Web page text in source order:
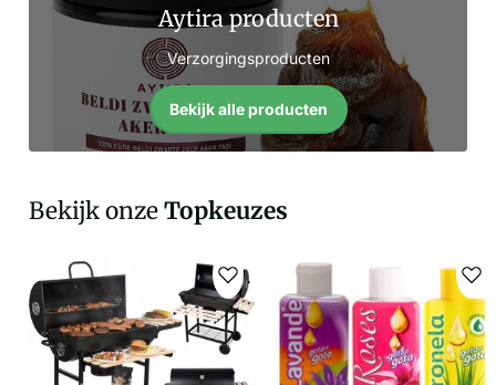
Aytira producten
Verzorgingsproducten
Bekijk alle producten
Bekijk onzeTopkeuzes